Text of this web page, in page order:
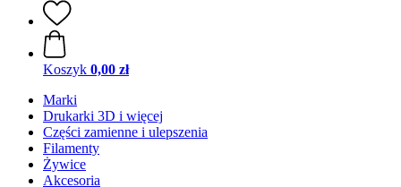
Koszyk 0,00 zł
Marki
Drukarki 3D i więcej
Części zamienne i ulepszenia
Filamenty
Żywice
Akcesoria